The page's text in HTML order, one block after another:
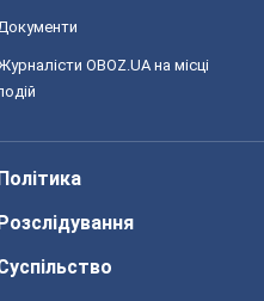
OBOZ.UA на місці
Політика
Розслідування